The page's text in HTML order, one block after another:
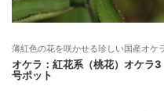
薄紅色の花を咲かせる珍しい国産オケ
オケラ：紅花系（桃花）オケラ3
号ポット